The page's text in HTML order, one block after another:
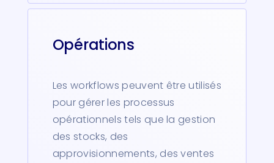
Opérations
Les workflows peuvent être utilisés
pour gérer les processus
opérationnels tels que la gestion
des stocks, des
approvisionnements, des ventes